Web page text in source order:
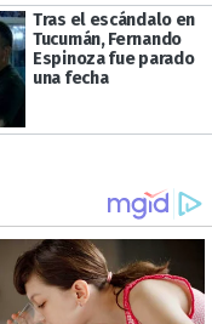
Tras el escándalo en
Tucumán, Fernando
Espinoza fue parado
una fecha